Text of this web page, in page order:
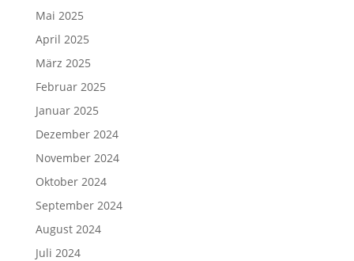
Mai 2025
April 2025
März 2025
Februar 2025
Januar 2025
Dezember 2024
November 2024
Oktober 2024
September 2024
August 2024
Juli 2024